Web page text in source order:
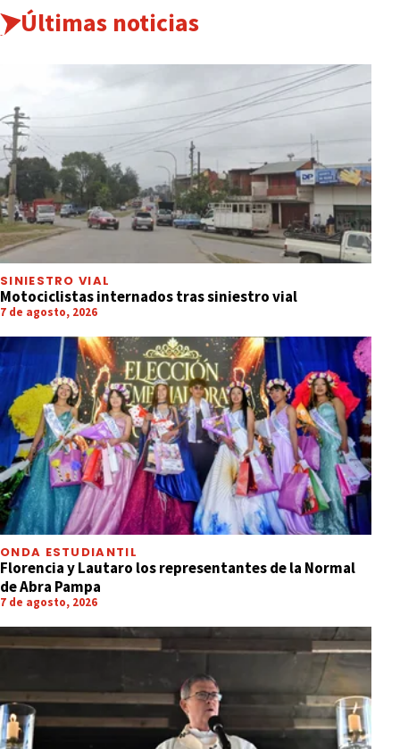
Últimas noticias
SINIESTRO VIAL
Motociclistas internados tras siniestro vial
7 de agosto, 2026
ONDA ESTUDIANTIL
Florencia y Lautaro los representantes de la Normal
de Abra Pampa
7 de agosto, 2026